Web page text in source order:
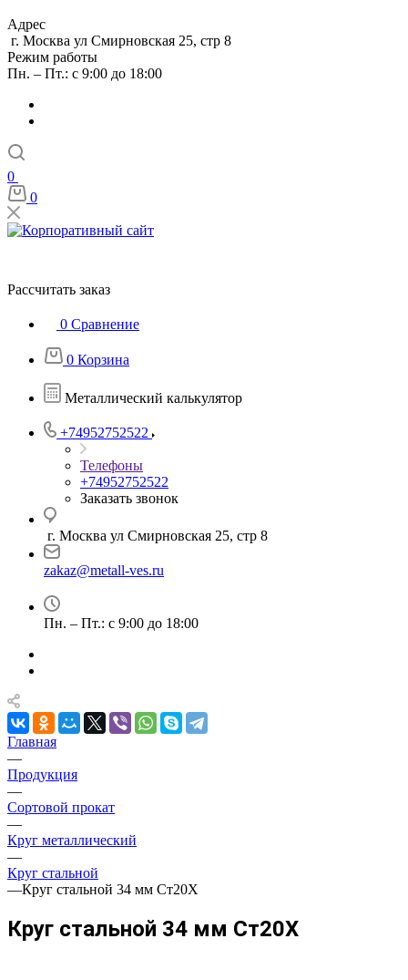
Адрес
г. Москва ул Смирновская 25, стр 8
Режим работы
Пн. – Пт.: с 9:00 до 18:00
0
0
Рассчитать заказ
0 Сравнение
0 Корзина
Металлический калькулятор
+74952752522
Телефоны
+74952752522
Заказать звонок
г. Москва ул Смирновская 25, стр 8
zakaz@metall-ves.ru
Пн. – Пт.: с 9:00 до 18:00
Главная
—
Продукция
—
Сортовой прокат
—
Круг металлический
—
Круг стальной
—Круг стальной 34 мм Ст20Х
Круг стальной 34 мм Ст20Х